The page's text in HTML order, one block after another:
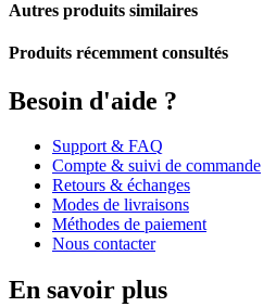
Autres produits similaires
Produits récemment consultés
Besoin d'aide ?
Support & FAQ
Compte & suivi de commande
Retours & échanges
Modes de livraisons
Méthodes de paiement
Nous contacter
En savoir plus